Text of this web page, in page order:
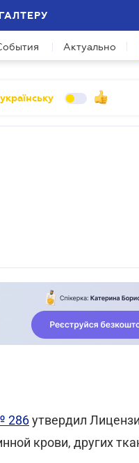
Актуально
286утвердил
крови, других